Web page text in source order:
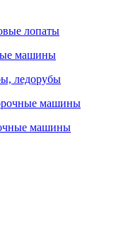
лопаты
машины
ледорубы
машины
машины